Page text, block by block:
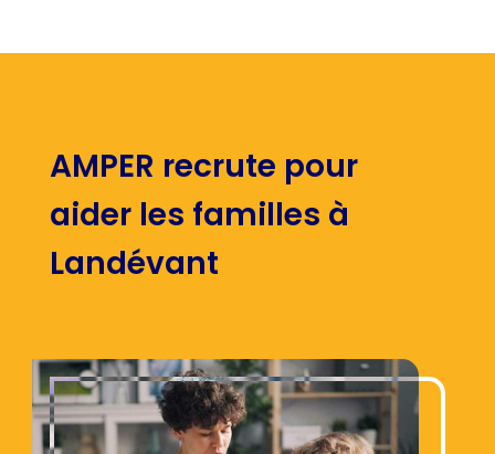
AMPER recrute pour
aider les familles à
Landévant